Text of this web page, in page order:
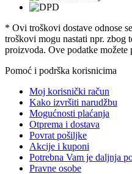
* Ovi troškovi dostave odnose
troškovi mogu nastati npr. zbog
proizvoda. Ove podatke
Pomoć i podrška korisnicima
Moj korisnički račun
Kako izvršiti narudžbu
Mogućnosti plaćanja
Otprema i dostava
Povrat pošiljke
Akcije i kuponi
Potrebna Vam je daljnja
Pravne osobe